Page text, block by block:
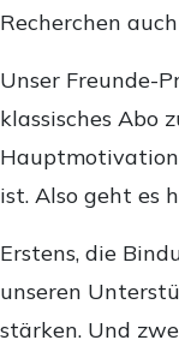
Recherchen
Unser Freunde-
klassisches Abo
ist. Also geht es
Erstens, die
unseren
stärken. Und